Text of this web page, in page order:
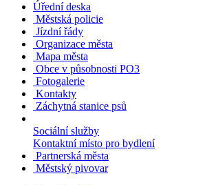
Úřední deska
Městská policie
Jízdní řády
Organizace města
Mapa města
Obce v působnosti PO3
Fotogalerie
Kontakty
Záchytná stanice psů
Sociální služby
Kontaktní místo pro bydlení
Partnerská města
Městský pivovar